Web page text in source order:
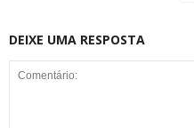
DEIXE UMA RESPOSTA